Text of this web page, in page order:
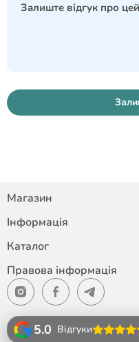
Залиште відгук про
Магазин
Інформація
Каталог
Правова інформація
5.0 Відгуки